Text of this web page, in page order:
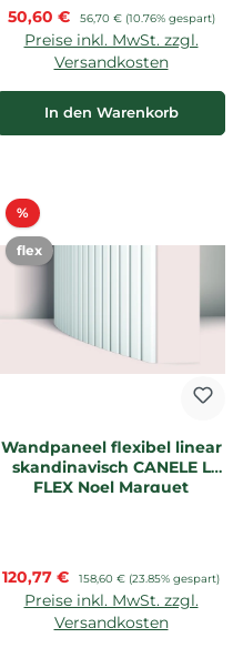
Verkaufspreis:
50,60 € Regulärer Preis:
56,70 € (10.76% gespart)
Preise inkl. MwSt. zzgl.
Versandkosten
In den Warenkorb
%Rabatt
flex
Wandpaneel flexibel linear
skandinavisch CANELE L
FLEX Noel Marquet
Verkaufspreis:
120,77 € Regulärer Preis:
158,60 € (23.85% gespart)
Preise inkl. MwSt. zzgl.
Versandkosten